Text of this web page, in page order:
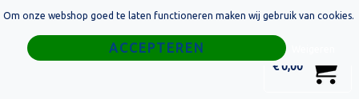
€ 0,00
Home
Om onze webshop goed te laten functioneren maken wij gebruik van cookies.